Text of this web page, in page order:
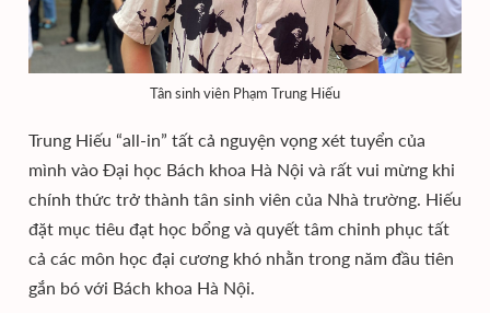
Tân sinh viên Phạm Trung Hiếu
Trung Hiếu “all-in” tất cả nguyện vọng xét tuyển của
mình vào Đại học Bách khoa Hà Nội và rất vui mừng khi
chính thức trở thành tân sinh viên của Nhà trường. Hiếu
đặt mục tiêu đạt học bổng và quyết tâm chinh phục tất
cả các môn học đại cương khó nhằn trong năm đầu tiên
gắn bó với Bách khoa Hà Nội.